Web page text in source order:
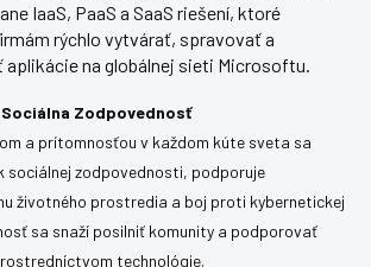
IaaS, PaaS a SaaS riešení, ktoré
rýchlo vytvárať, spravovať a
aplikácie na globálnej sieti Microsoftu.
Sociálna Zodpovednosť
a prítomnosťou v každom kúte sveta sa
sociálnej zodpovednosti, podporuje
životného prostredia a boj proti kybernetickej
sa snaží posilniť komunity a podporovať
technológie.